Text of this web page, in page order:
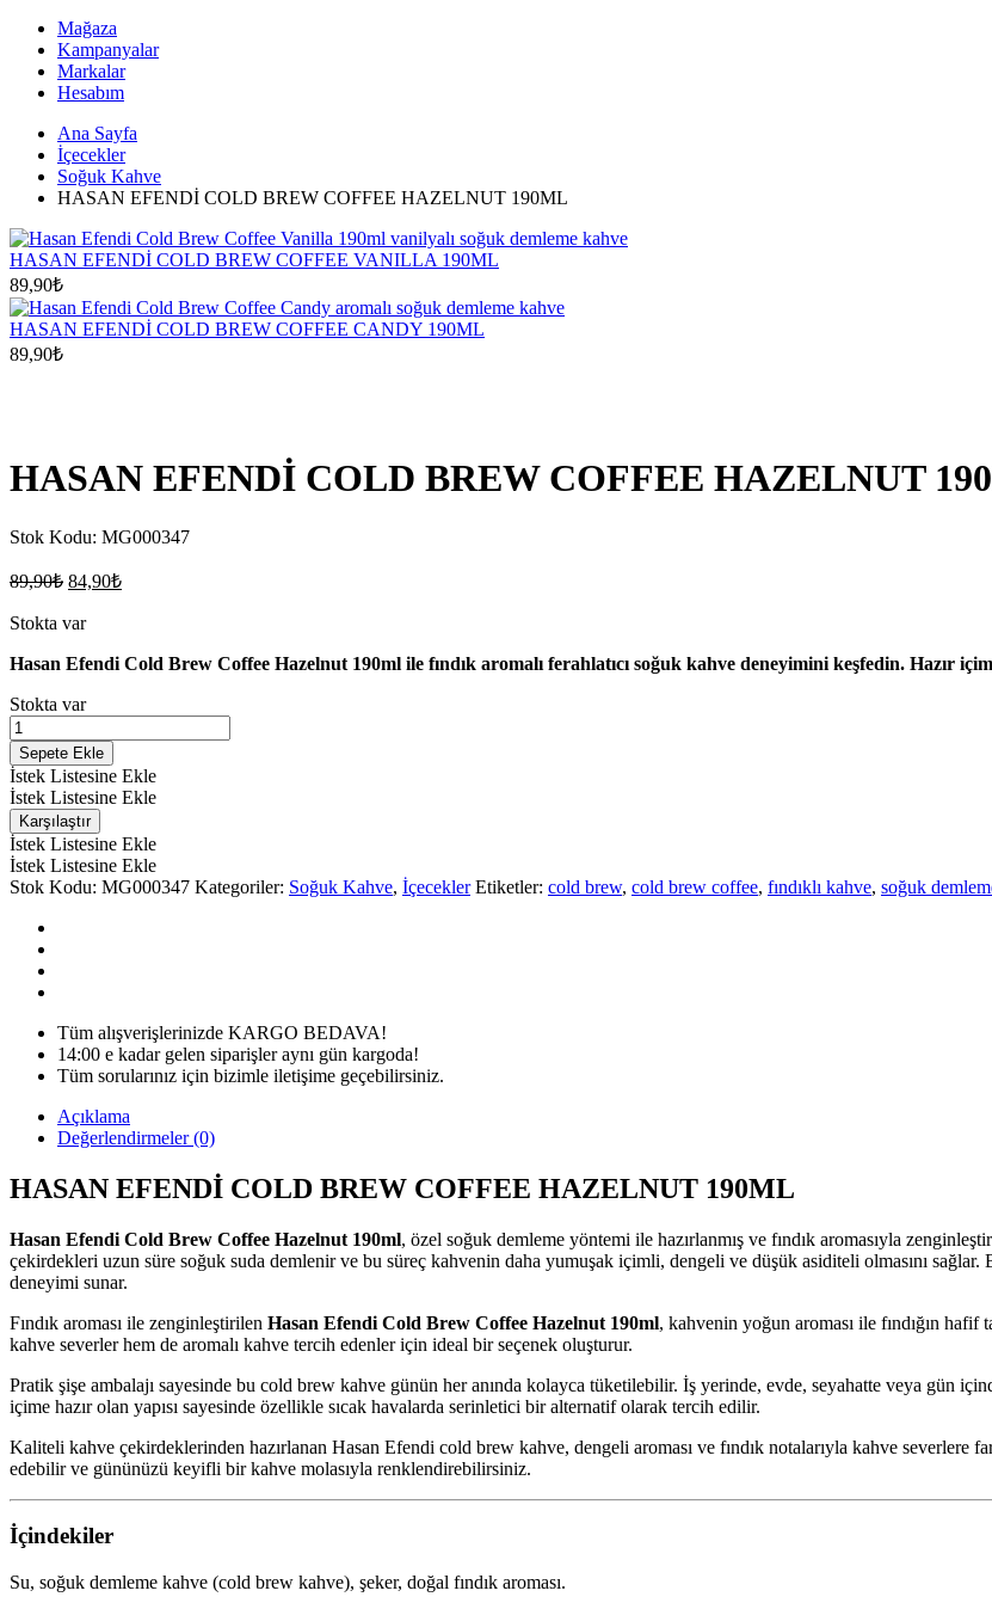
Mağaza
Kampanyalar
Markalar
Hesabım
Ana Sayfa
İçecekler
Soğuk Kahve
HASAN EFENDİ COLD BREW COFFEE HAZELNUT 190ML
HASAN EFENDİ COLD BREW COFFEE VANILLA 190ML
89,90₺
HASAN EFENDİ COLD BREW COFFEE CANDY 190ML
89,90₺
HASAN EFENDİ COLD BREW COFFEE HAZELNUT
Stok Kodu: MG000347
89,90₺ Orijinal
89,90₺.
84,90₺Şu
Stokta var
Hasan Efendi Cold Brew Coffee Hazelnut 190ml ile fındık aromalı ferahlatıcı soğuk kahve deneyimini keşfedin. Hazır
Stokta var
HASAN
EFENDİ
COLD
BREW
COFFEE
HAZELNUT
190ML
miktarı
Sepete Ekle
İstek Listesine Ekle
İstek Listesine Ekle
Karşılaştır
İstek Listesine Ekle
İstek Listesine Ekle
Stok Kodu: MG000347 Kategoriler: Soğuk Kahve, İçecekler Etiketler: cold brew, cold brew coffee, fındıklı kahve, soğuk
Tüm alışverişlerinizde KARGO BEDAVA!
14:00 e kadar gelen siparişler aynı gün kargoda!
Tüm sorularınız için bizimle iletişime geçebilirsiniz.
Açıklama
Değerlendirmeler (0)
HASAN EFENDİ COLD BREW COFFEE HAZELNUT 190ML
Hasan Efendi Cold Brew Coffee Hazelnut 190ml, özel soğuk demleme yöntemi ile hazırlanmış ve fındık aromasıyla
çekirdekleri uzun süre soğuk suda demlenir ve bu süreç kahvenin daha yumuşak içimli, dengeli ve düşük asiditeli olmasını
deneyimi sunar.
Fındık aroması ile zenginleştirilen Hasan Efendi Cold Brew Coffee Hazelnut 190ml, kahvenin yoğun aroması ile fındığın
kahve severler hem de aromalı kahve tercih edenler için ideal bir seçenek oluşturur.
Pratik şişe ambalajı sayesinde bu cold brew kahve günün her anında kolayca tüketilebilir. İş yerinde, evde, seyahatte veya gün
içime hazır olan yapısı sayesinde özellikle sıcak havalarda serinletici bir alternatif olarak tercih edilir.
Kaliteli kahve çekirdeklerinden hazırlanan Hasan Efendi cold brew kahve, dengeli aroması ve fındık notalarıyla kahve severlere
edebilir ve gününüzü keyifli bir kahve molasıyla renklendirebilirsiniz.
İçindekiler
Su, soğuk demleme kahve (cold brew kahve), şeker, doğal fındık aroması.